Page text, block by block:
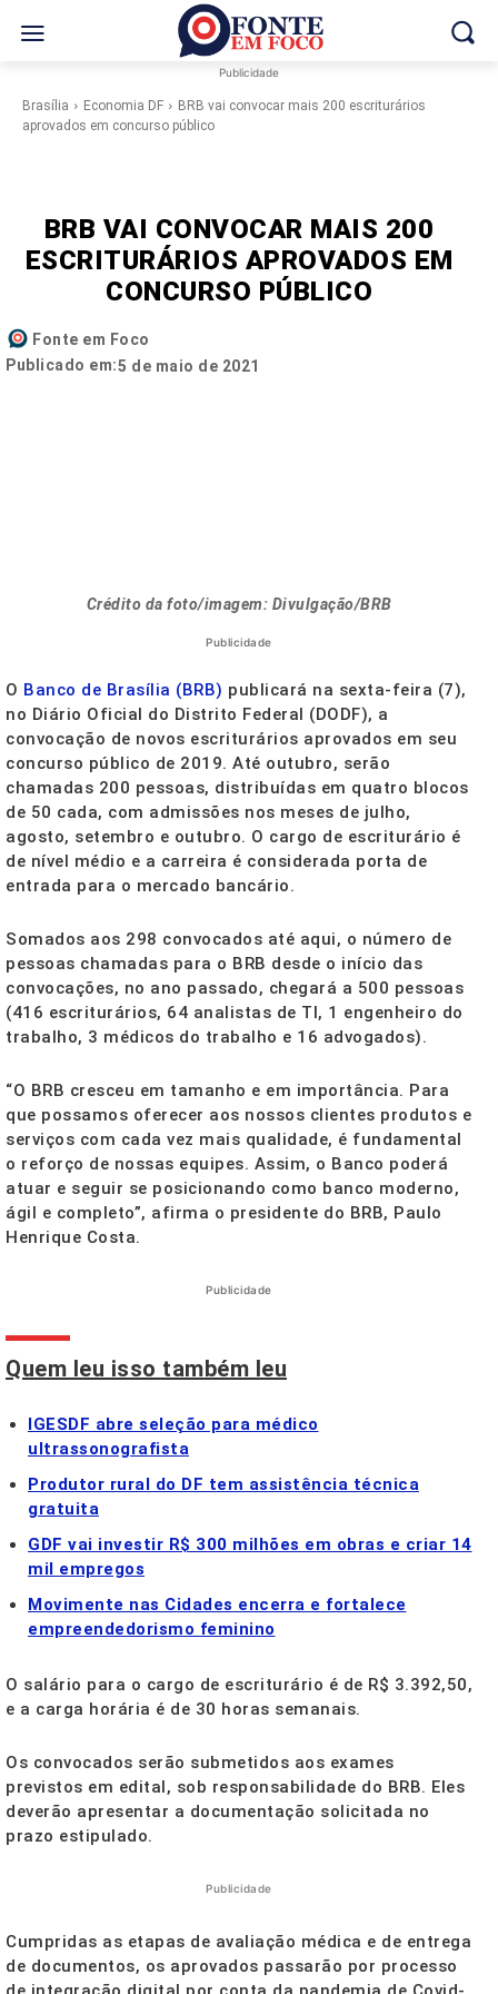
Publicidade
Brasília Economia DF
BRB vai convocar mais 200 escriturários
aprovados em concurso público
BRB VAI CONVOCAR MAIS 200
ESCRITURÁRIOS APROVADOS EM
CONCURSO PÚBLICO
Fonte em Foco
Publicado em:5 de maio de 2021
Crédito da foto/imagem: Divulgação/BRB
Publicidade
O Banco de Brasília (BRB) publicará na sexta-feira (7),
no Diário Oficial do Distrito Federal (DODF), a
convocação de novos escriturários aprovados em seu
concurso público de 2019. Até outubro, serão
chamadas 200 pessoas, distribuídas em quatro blocos
de 50 cada, com admissões nos meses de julho,
agosto, setembro e outubro. O cargo de escriturário é
de nível médio e a carreira é considerada porta de
entrada para o mercado bancário.
Somados aos 298 convocados até aqui, o número de
pessoas chamadas para o BRB desde o início das
convocações, no ano passado, chegará a 500 pessoas
(416 escriturários, 64 analistas de TI, 1 engenheiro do
trabalho, 3 médicos do trabalho e 16 advogados).
“O BRB cresceu em tamanho e em importância. Para
que possamos oferecer aos nossos clientes produtos e
serviços com cada vez mais qualidade, é fundamental
o reforço de nossas equipes. Assim, o Banco poderá
atuar e seguir se posicionando como banco moderno,
ágil e completo”, afirma o presidente do BRB, Paulo
Henrique Costa.
Publicidade
Quem leu isso também leu
IGESDF abre seleção para médico
ultrassonografista
Produtor rural do DF tem assistência técnica
gratuita
GDF vai investir R$ 300 milhões em obras e criar 14
mil empregos
Movimente nas Cidades encerra e fortalece
empreendedorismo feminino
O salário para o cargo de escriturário é de R$ 3.392,50,
e a carga horária é de 30 horas semanais.
Os convocados serão submetidos aos exames
previstos em edital, sob responsabilidade do BRB. Eles
deverão apresentar a documentação solicitada no
prazo estipulado.
Publicidade
Cumpridas as etapas de avaliação médica e de entrega
de documentos, os aprovados passarão por processo